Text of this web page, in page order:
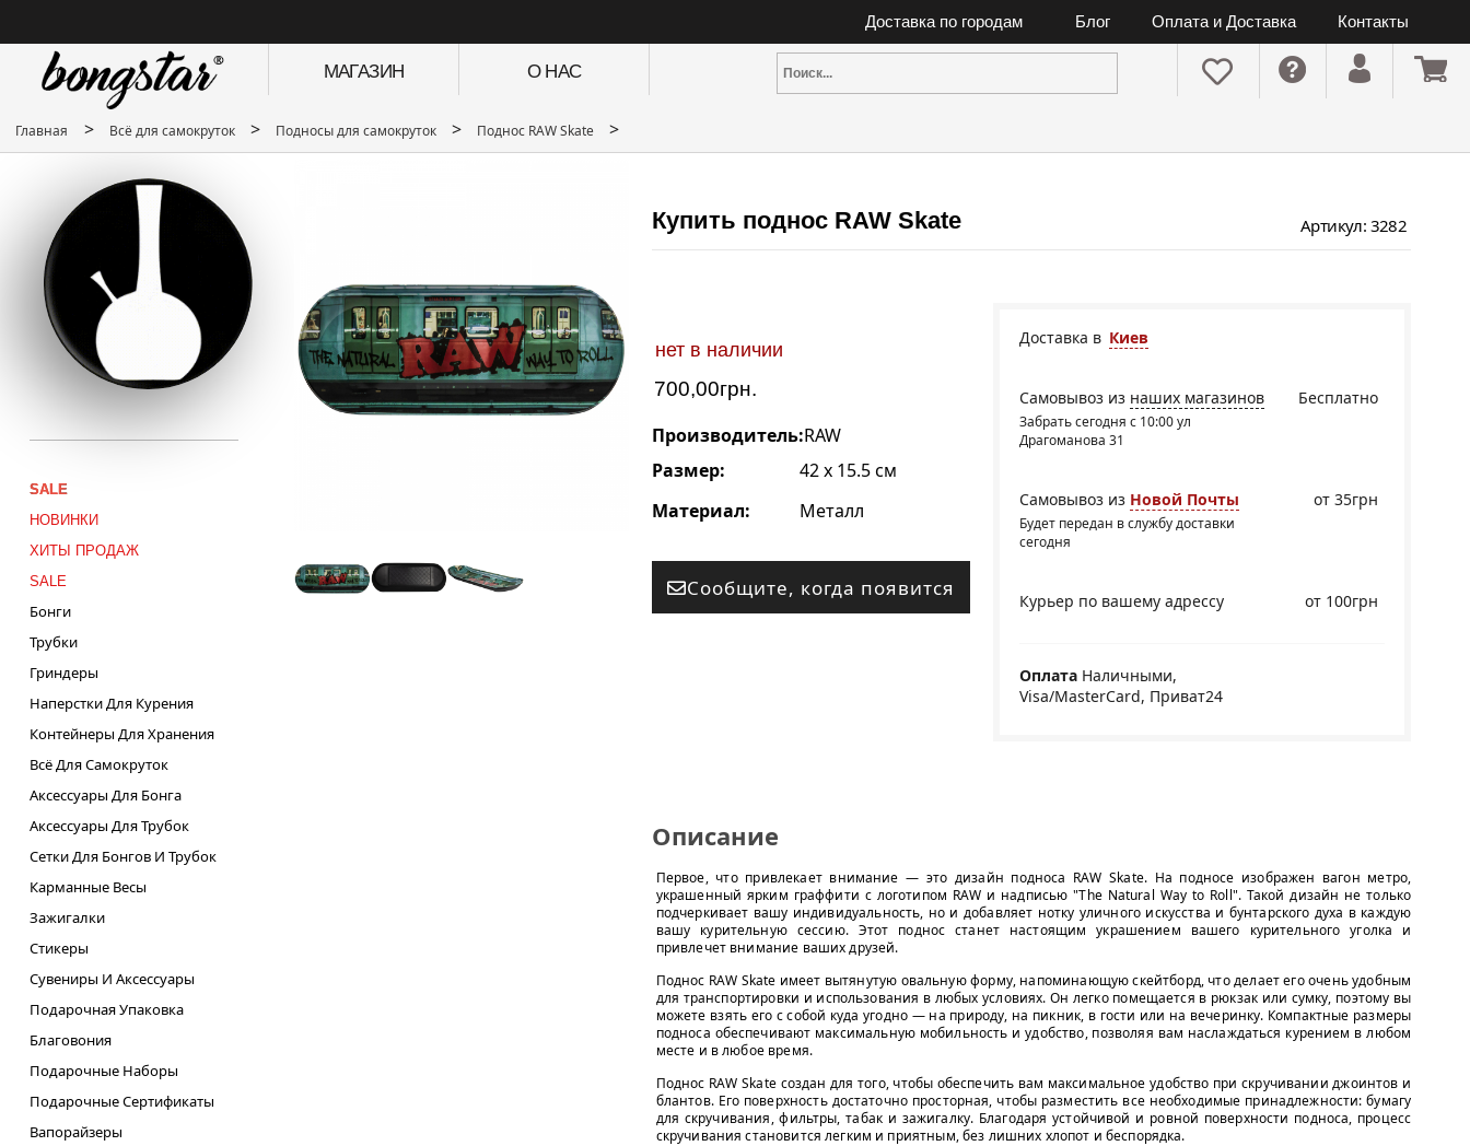
Доставка по городам Блог Оплата и Доставка Контакты
МАГАЗИН О НАС
Главная > Всё для самокруток > Подносы для самокруток > Поднос RAW Skate >
SALE
НОВИНКИ
ХИТЫ ПРОДАЖ
SALE
Бонги
Трубки
Гриндеры
Наперстки Для Курения
Контейнеры Для Хранения
Всё Для Самокруток
Аксессуары Для Бонга
Аксессуары Для Трубок
Сетки Для Бонгов И Трубок
Карманные Весы
Зажигалки
Стикеры
Сувениры И Аксессуары
Подарочная Упаковка
Благовония
Подарочные Наборы
Подарочные Сертификаты
Вапорайзеры
Купить поднос RAW Skate Артикул: 3282
нет в наличии
700,00грн.
Производитель:RAW
Размер:
42 x 15.5 см
Материал:
Металл
Сообщите, когда появится
Доставка в Киев
Бесплатно
Самовывоз из наших магазинов
Забрать сегодня с 10:00 ул
Драгоманова 31
Самовывоз из Новой Почты
Будет передан в службу доставки
сегодня
от 35грн
Курьер по вашему адрессу от 100грн
Оплата Наличными,
Visa/MasterCard, Приват24
Описание
Первое, что привлекает внимание — это дизайн подноса RAW Skate. На подносе изображен вагон метро,
украшенный ярким граффити с логотипом RAW и надписью "The Natural Way to Roll". Такой дизайн не только
подчеркивает вашу индивидуальность, но и добавляет нотку уличного искусства и бунтарского духа в каждую
вашу курительную сессию. Этот поднос станет настоящим украшением вашего курительного уголка и
привлечет внимание ваших друзей.
Поднос RAW Skate имеет вытянутую овальную форму, напоминающую скейтборд, что делает его очень удобным
для транспортировки и использования в любых условиях. Он легко помещается в рюкзак или сумку, поэтому вы
можете взять его с собой куда угодно — на природу, на пикник, в гости или на вечеринку. Компактные размеры
подноса обеспечивают максимальную мобильность и удобство, позволяя вам наслаждаться курением в любом
месте и в любое время.
Поднос RAW Skate создан для того, чтобы обеспечить вам максимальное удобство при скручивании джоинтов и
блантов. Его поверхность достаточно просторная, чтобы разместить все необходимые принадлежности: бумагу
для скручивания, фильтры, табак и зажигалку. Благодаря устойчивой и ровной поверхности подноса, процесс
скручивания становится легким и приятным, без лишних хлопот и беспорядка.